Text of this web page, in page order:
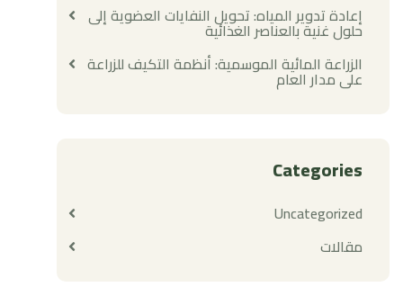
إعادة تدوير المياه: تحويل النفايات العضوية إلى
حلول غنية بالعناصر الغذائية
الزراعة المائية الموسمية: أنظمة التكيف للزراعة
على مدار العام
Categories
Uncategorized
مقالات